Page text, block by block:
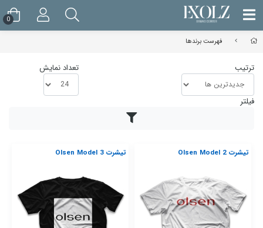
فهرست برندها
ترتیب تعداد نمایش
فیلتر
تیشرت Olsen Model 2 تیشرت Olsen Model 3
0